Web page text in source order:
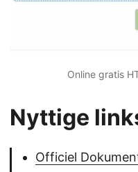
Online gratis
Nyttige
Officiel